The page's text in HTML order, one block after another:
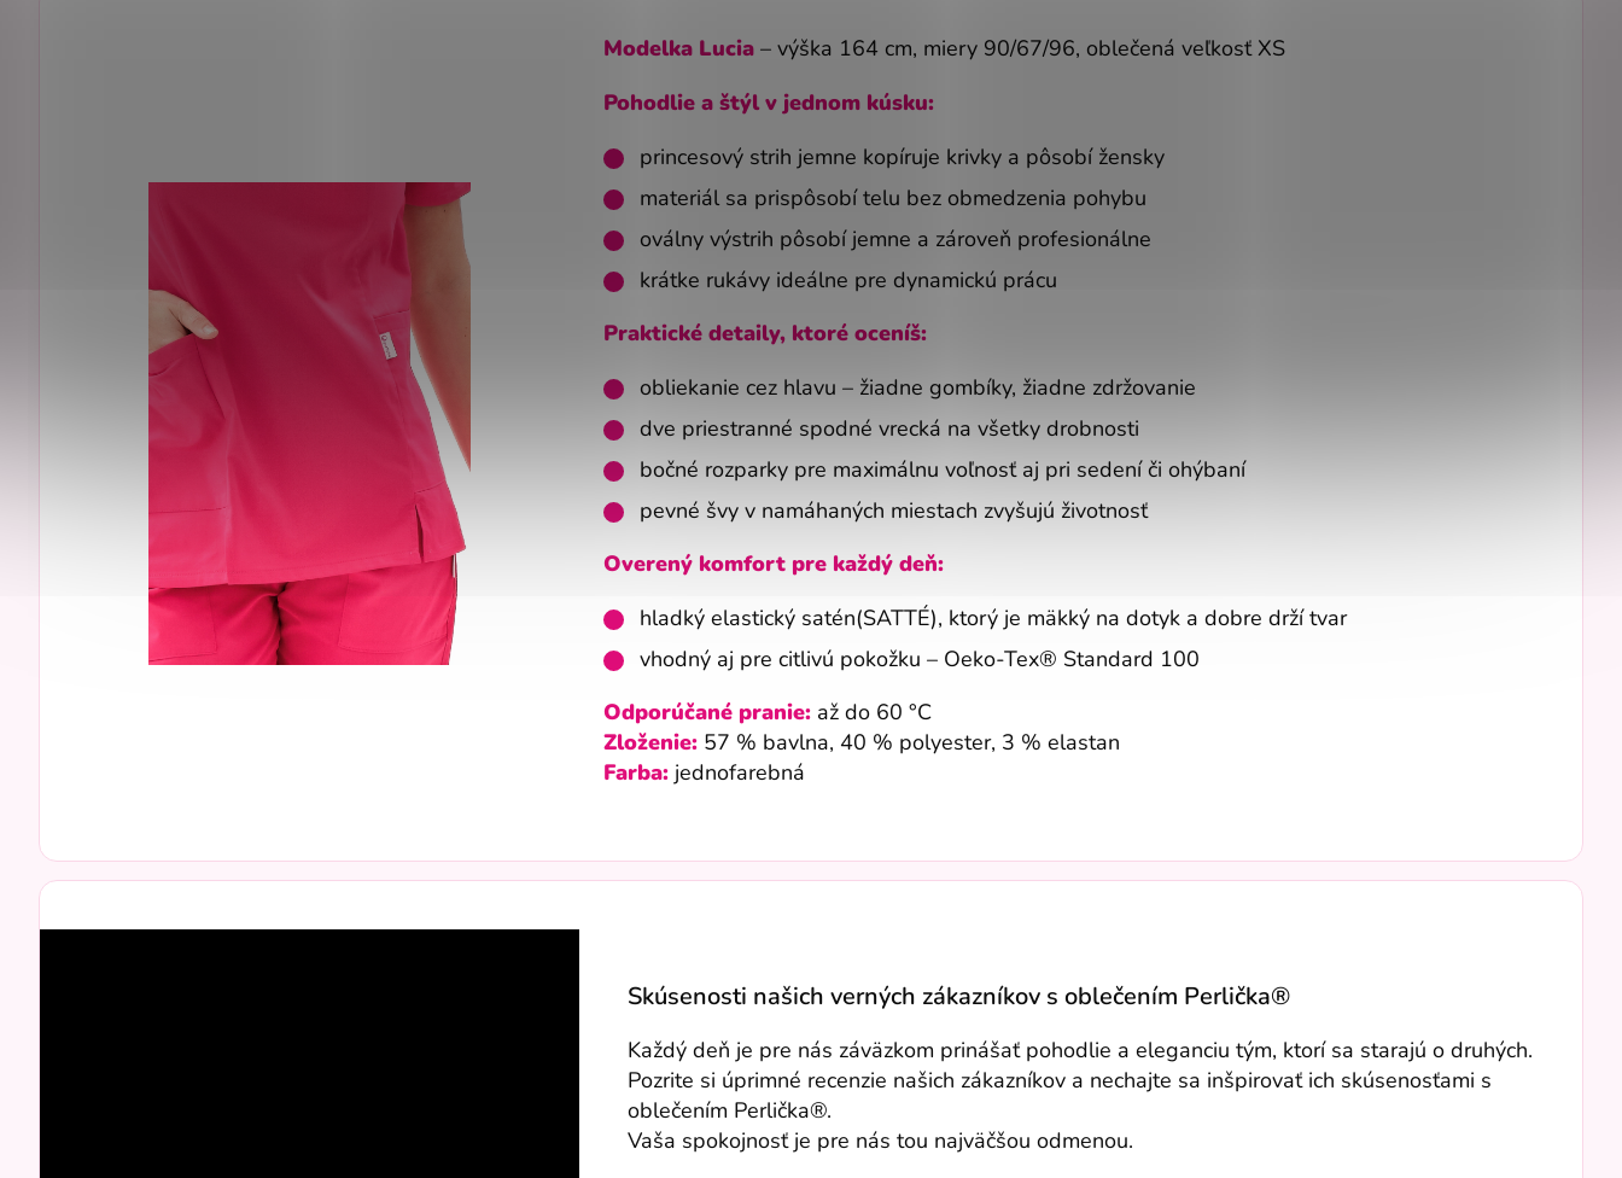
Modelka Lucia – výška 164 cm, miery 90/67/96, oblečená veľkosť XS
Pohodlie a štýl v jednom kúsku:
princesový strih jemne kopíruje krivky a pôsobí žensky
materiál sa prispôsobí telu bez obmedzenia pohybu
oválny výstrih pôsobí jemne a zároveň profesionálne
krátke rukávy ideálne pre dynamickú prácu
Praktické detaily, ktoré oceníš:
obliekanie cez hlavu – žiadne gombíky, žiadne zdržovanie
dve priestranné spodné vrecká na všetky drobnosti
bočné rozparky pre maximálnu voľnosť aj pri sedení či ohýbaní
pevné švy v namáhaných miestach zvyšujú životnosť
Overený komfort pre každý deň:
hladký elastický satén(SATTÉ), ktorý je mäkký na dotyk a dobre drží tvar
vhodný aj pre citlivú pokožku – Oeko-Tex® Standard 100
Odporúčané pranie: až do 60 °C
Zloženie: 57 % bavlna, 40 % polyester, 3 % elastan
Farba: jednofarebná
Skúsenosti našich verných zákazníkov s oblečením Perlička®
Každý deň je pre nás záväzkom prinášať pohodlie a eleganciu tým, ktorí sa starajú o druhých.
Pozrite si úprimné recenzie našich zákazníkov a nechajte sa inšpirovať ich skúsenosťami s
oblečením Perlička®.
Vaša spokojnosť je pre nás tou najväčšou odmenou.